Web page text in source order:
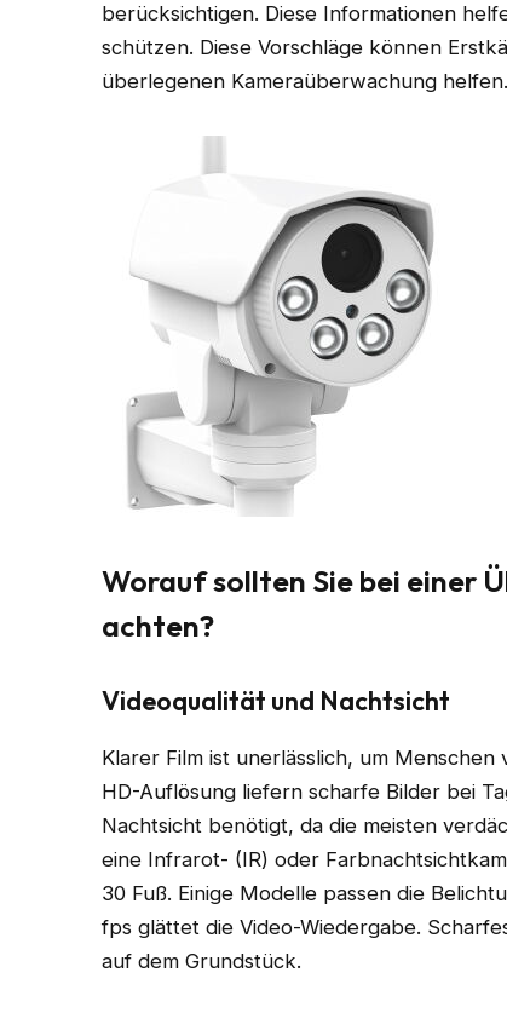
berücksichtigen. Diese Informationen
schützen. Diese Vorschläge können
überlegenen Kameraüberwachung helfen.
Worauf sollten Sie bei einer
achten?
Videoqualität und Nachtsicht
Klarer Film ist unerlässlich, um
HD-Auflösung liefern scharfe Bilder bei
Nachtsicht benötigt, da die meisten
eine Infrarot- (IR) oder
30 Fuß. Einige Modelle passen die
fps glättet die Video-Wiedergabe.
auf dem Grundstück.